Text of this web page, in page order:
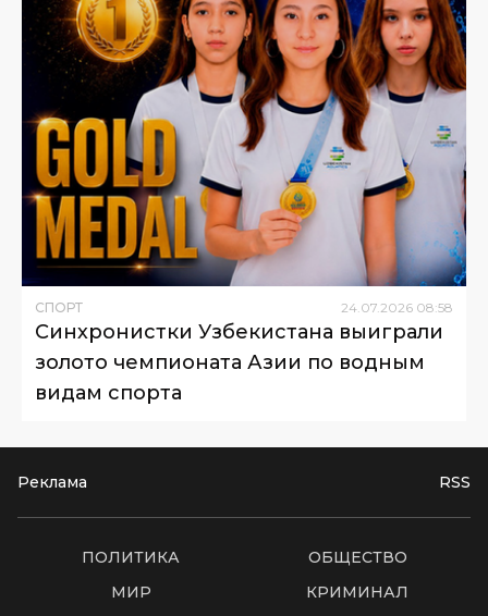
СПОРТ 24.07.2026 08:58
Синхронистки Узбекистана выиграли
золото чемпионата Азии по водным
видам спорта
Реклама RSS
ПОЛИТИКА
ОБЩЕСТВО
МИР
КРИМИНАЛ